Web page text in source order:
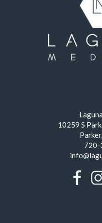
10259 S
720-